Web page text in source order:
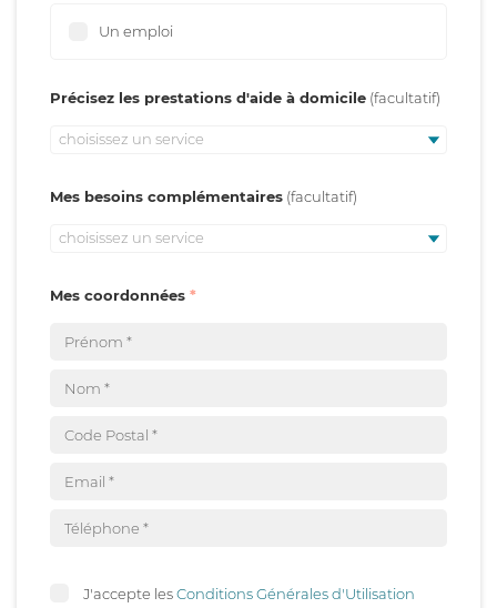
Un emploi
Précisez les prestations d'aide à domicile
choisissez un service
Mes besoins complémentaires
choisissez un service
Mes coordonnées
J'accepte lesConditions Générales d'Utilisation